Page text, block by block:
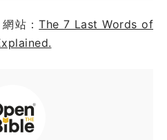
網站：The 7 Last Words of